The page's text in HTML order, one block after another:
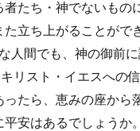
たち・神でないもの
立ち上がることがで
人間でも、神の御前
リスト・イエスへの
たら、恵みの座から
安はあるでしょうか